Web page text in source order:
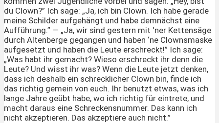
du Clown?” Ich sage: „Ja, ich bin Clown. Ich habe gerade
meine Schilder aufgehängt und habe demnächst eine
Aufführung.” — „Ja, wir sind gestern mit ‘ner Kettensäge
durch Altenberge gegangen und haben ‘ne Clownsmaske
aufgesetzt und haben die Leute erschreckt!” Ich sage:
„Was habt ihr gemacht? Wieso erschreckt ihr denn die
Leute? Und wisst ihr was? Wenn die Leute jetzt denken,
dass ich deshalb ein schrecklicher Clown bin, finde ich
das richtig gemein von euch. Ihr benutzt etwas, was ich
lange Jahre geübt habe, wo ich richtig für eintrete, und
macht daraus eine Schreckensnummer. Das kann ich
nicht akzeptieren. Das akzeptiere auch nicht.”